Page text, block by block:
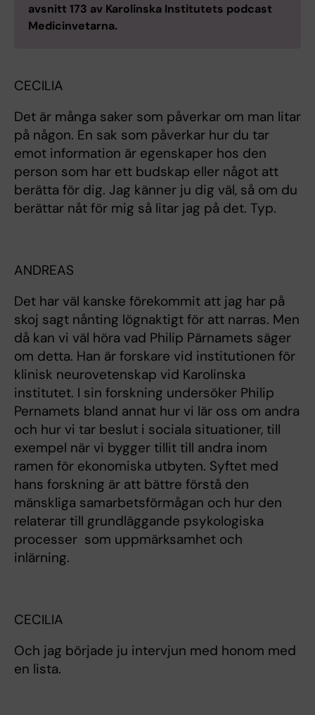
avsnitt 173 av Karolinska Institutets podcast
Medicinvetarna.
CECILIA
Det är många saker som påverkar om man litar
på någon. En sak som påverkar hur du tar
emot information är egenskaper hos den
person som har ett budskap eller något att
berätta för dig. Jag känner ju dig väl, så om du
berättar nåt för mig så litar jag på det. Typ.
ANDREAS
Det har väl kanske förekommit att jag har på
skoj sagt nånting lögnaktigt för att narras. Men
då kan vi väl höra vad Philip Pärnamets säger
om detta. Han är forskare vid institutionen för
klinisk neurovetenskap vid Karolinska
institutet. I sin forskning undersöker Philip
Pernamets bland annat hur vi lär oss om andra
och hur vi tar beslut i sociala situationer, till
exempel när vi bygger tillit till andra inom
ramen för ekonomiska utbyten. Syftet med
hans forskning är att bättre förstå den
mänskliga samarbetsförmågan och hur den
relaterar till grundläggande psykologiska
processer som uppmärksamhet och
inlärning.
CECILIA
Och jag började ju intervjun med honom med
en lista.